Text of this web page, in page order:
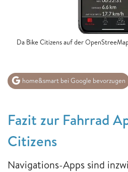
Da Bike Citizens auf der
home&smart bei Google bevorzugen
​​​​​​​Fazit ​​​​​​​zur Fahrrad
Citizens
Navigations-Apps sind